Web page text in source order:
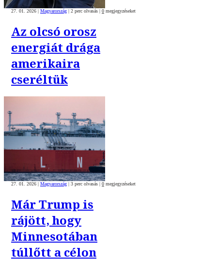
27. 01. 2026 | Magyarország | 2 perc olvasás | 0 megjegyzéseket
Az olcsó orosz
energiát drága
amerikaira
cseréltük
27. 01. 2026 Magyarország 3 perc olvasás 0 megjegyzéseket
Már Trump is
rájött, hogy
Minnesotában
túllőtt a célon